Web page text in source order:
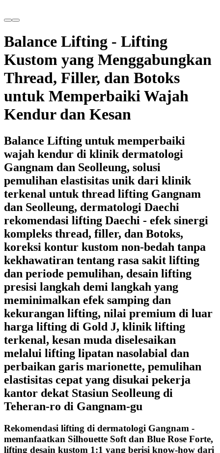
Balance Lifting - Lifting
Kustom yang Menggabungkan
Thread, Filler, dan Botoks
untuk Memperbaiki Wajah
Kendur dan Kesan
Balance Lifting untuk memperbaiki
wajah kendur di klinik dermatologi
Gangnam dan Seolleung, solusi
pemulihan elastisitas unik dari klinik
terkenal untuk thread lifting Gangnam
dan Seolleung, dermatologi Daechi
rekomendasi lifting Daechi - efek sinergi
kompleks thread, filler, dan Botoks,
koreksi kontur kustom non-bedah tanpa
kekhawatiran tentang rasa sakit lifting
dan periode pemulihan, desain lifting
presisi langkah demi langkah yang
meminimalkan efek samping dan
kekurangan lifting, nilai premium di luar
harga lifting di Gold J, klinik lifting
terkenal, kesan muda diselesaikan
melalui lifting lipatan nasolabial dan
perbaikan garis marionette, pemulihan
elastisitas cepat yang disukai pekerja
kantor dekat Stasiun Seolleung di
Teheran-ro di Gangnam-gu
Rekomendasi lifting di dermatologi Gangnam -
memanfaatkan Silhouette Soft dan Blue Rose Forte,
lifting desain kustom 1:1 yang berisi know-how dari